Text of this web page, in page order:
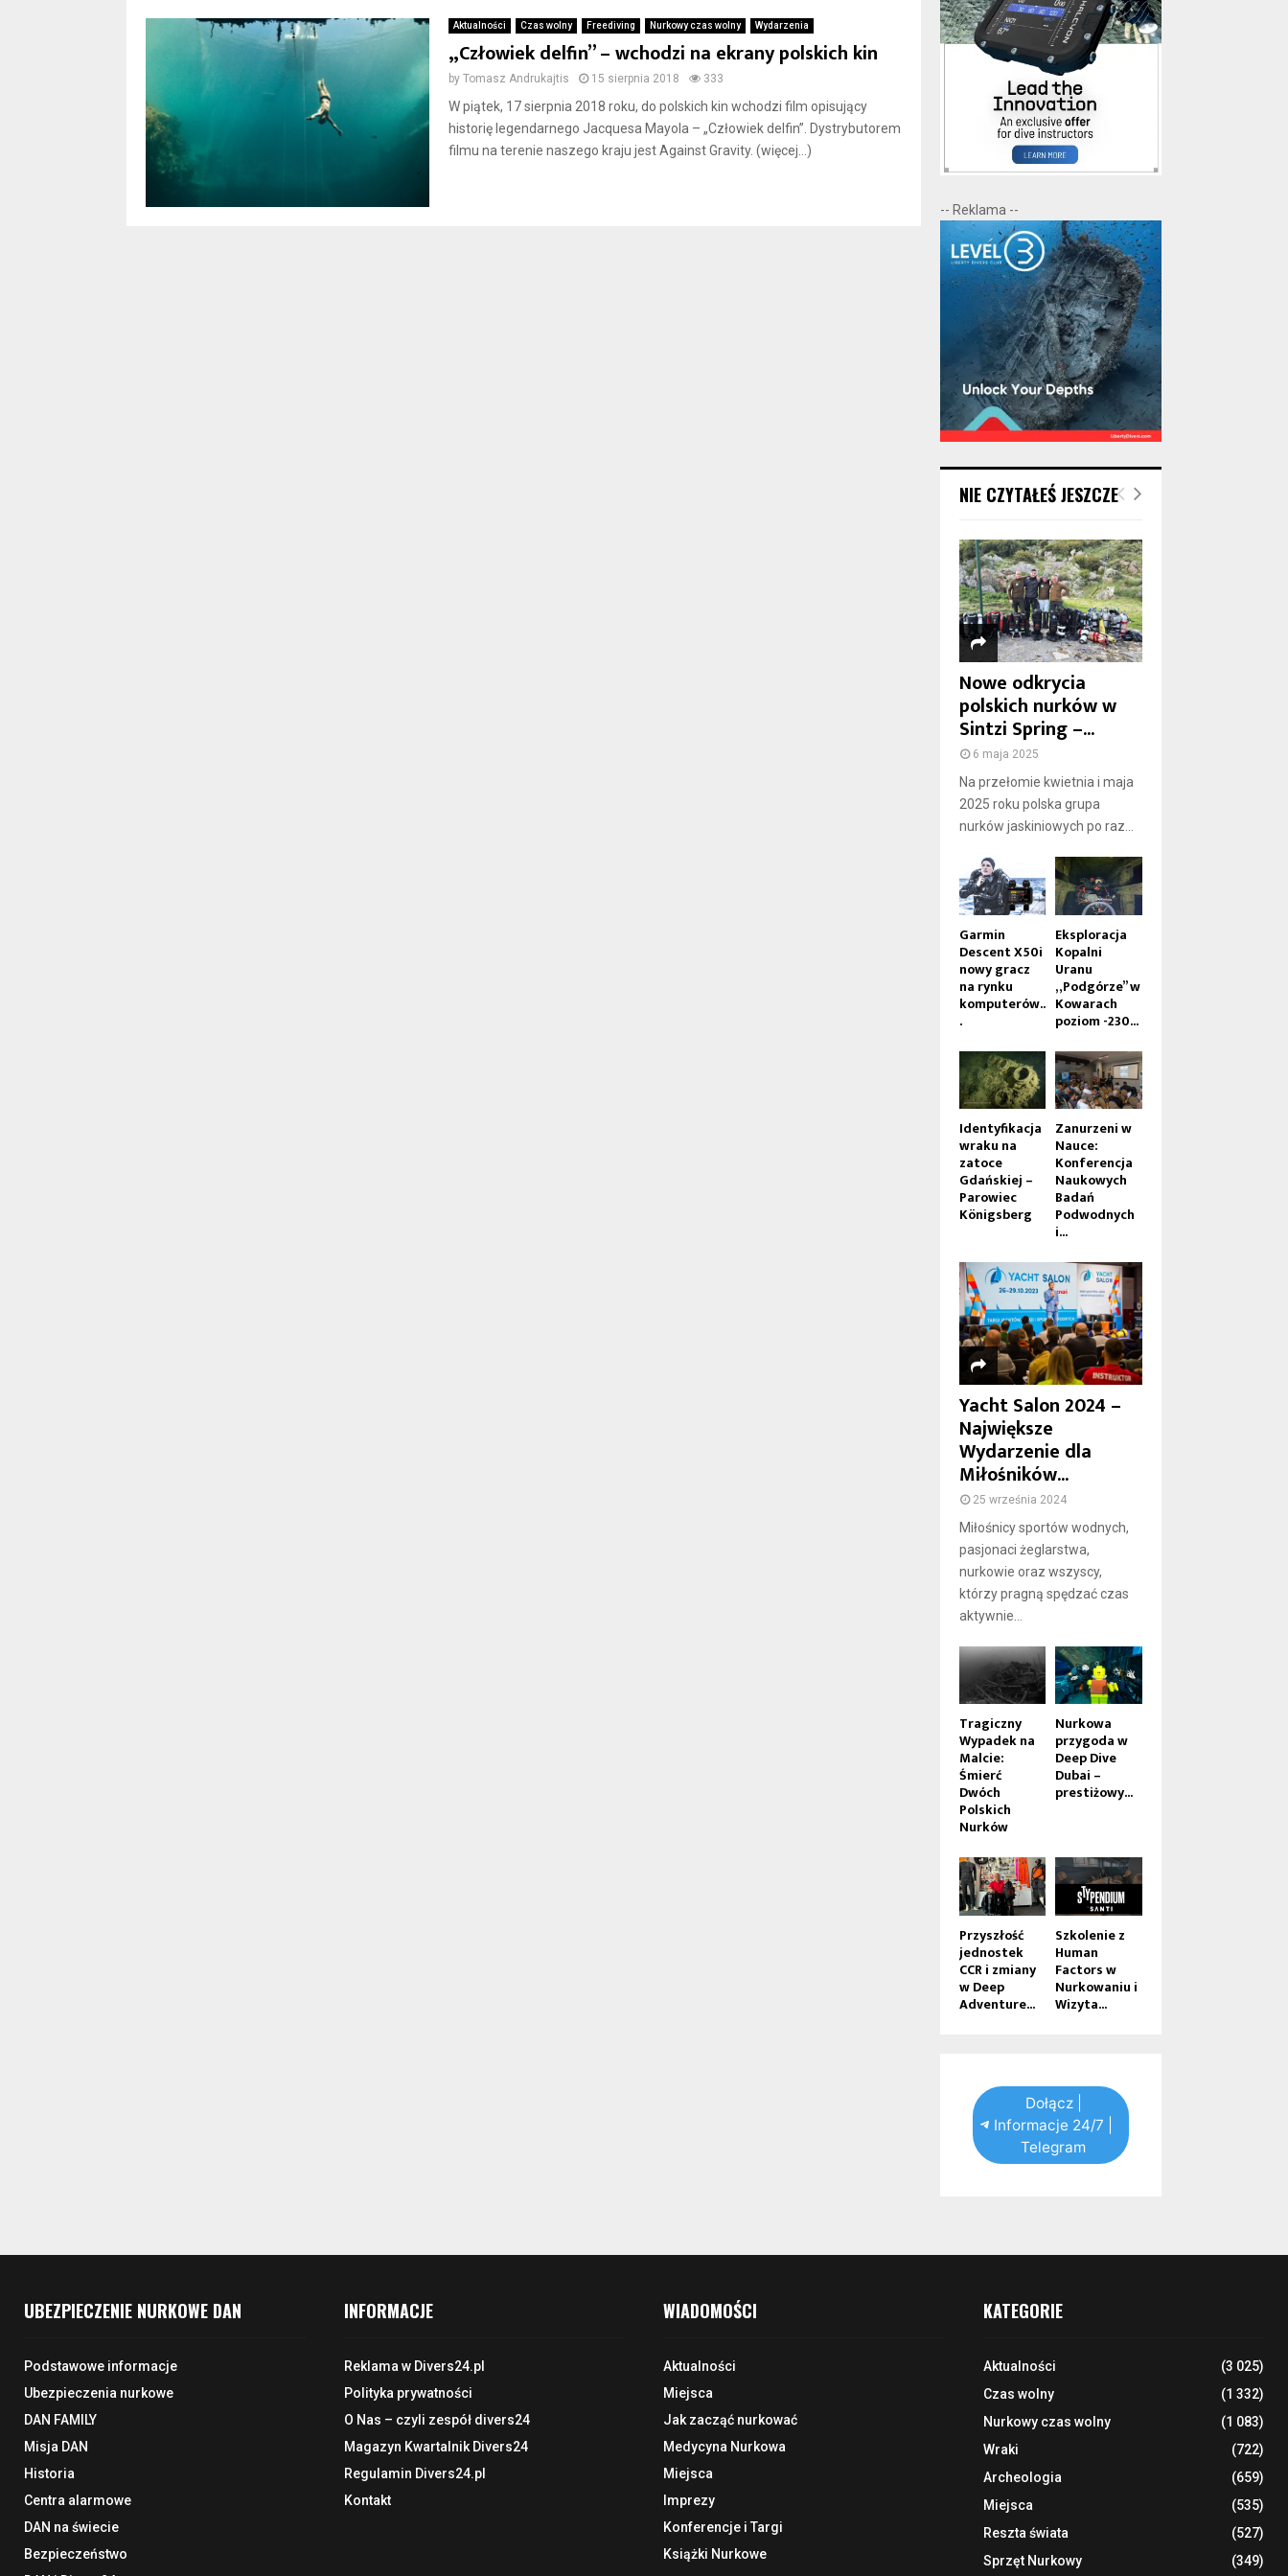
Aktualności Czas wolny Freediving Nurkowy czas wolny Wydarzenia
„Człowiek delfin” – wchodzi na ekrany polskich kin
by Tomasz Andrukajtis 15 sierpnia 2018 333
W piątek, 17 sierpnia 2018 roku, do polskich kin wchodzi film opisujący
historię legendarnego Jacquesa Mayola – „Człowiek delfin”. Dystrybutorem
filmu na terenie naszego kraju jest Against Gravity. (więcej…)
-- Reklama --
NIE CZYTAŁEŚ JESZCZE
Nowe odkrycia
polskich nurków w
Sintzi Spring –...
6 maja 2025
Na przełomie kwietnia i maja
2025 roku polska grupa
nurków jaskiniowych po raz...
Garmin
Descent X50i
nowy gracz
na rynku
komputerów..
.
Eksploracja
Kopalni
Uranu
„Podgórze” w
Kowarach
poziom -230...
Identyfikacja
wraku na
zatoce
Gdańskiej –
Parowiec
Königsberg
Zanurzeni w
Nauce:
Konferencja
Naukowych
Badań
Podwodnych
i...
Yacht Salon 2024 –
Największe
Wydarzenie dla
Miłośników...
25 września 2024
Miłośnicy sportów wodnych,
pasjonaci żeglarstwa,
nurkowie oraz wszyscy,
którzy pragną spędzać czas
aktywnie...
Tragiczny
Wypadek na
Malcie:
Śmierć
Dwóch
Polskich
Nurków
Nurkowa
przygoda w
Deep Dive
Dubai –
prestiżowy...
Przyszłość
jednostek
CCR i zmiany
w Deep
Adventure...
Szkolenie z
Human
Factors w
Nurkowaniu i
Wizyta...
Dołącz |
Informacje 24/7 |
Telegram
UBEZPIECZENIE NURKOWE DAN
Podstawowe informacje
Ubezpieczenia nurkowe
DAN FAMILY
Misja DAN
Historia
Centra alarmowe
DAN na świecie
Bezpieczeństwo
INFORMACJE
Reklama w Divers24.pl
Polityka prywatności
O Nas – czyli zespół divers24
Magazyn Kwartalnik Divers24
Regulamin Divers24.pl
Kontakt
WIADOMOŚCI
Aktualności
Miejsca
Jak zacząć nurkować
Medycyna Nurkowa
Miejsca
Imprezy
Konferencje i Targi
Książki Nurkowe
KATEGORIE
Aktualności
(3 025)
Czas wolny
(1 332)
Nurkowy czas wolny
(1 083)
Wraki
(722)
Archeologia
(659)
Miejsca
(535)
Reszta świata
(527)
Sprzęt Nurkowy
(349)